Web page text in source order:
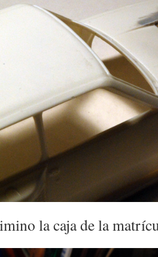
la caja de la